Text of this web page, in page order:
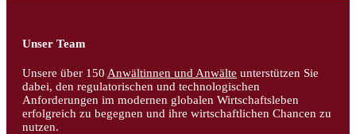
Unser Team
Unsere über 150 Anwältinnen und Anwälte unterstützen Sie
dabei, den regulatorischen und technologischen
Anforderungen im modernen globalen Wirtschaftsleben
erfolgreich zu begegnen und ihre wirtschaftlichen Chancen zu
nutzen.